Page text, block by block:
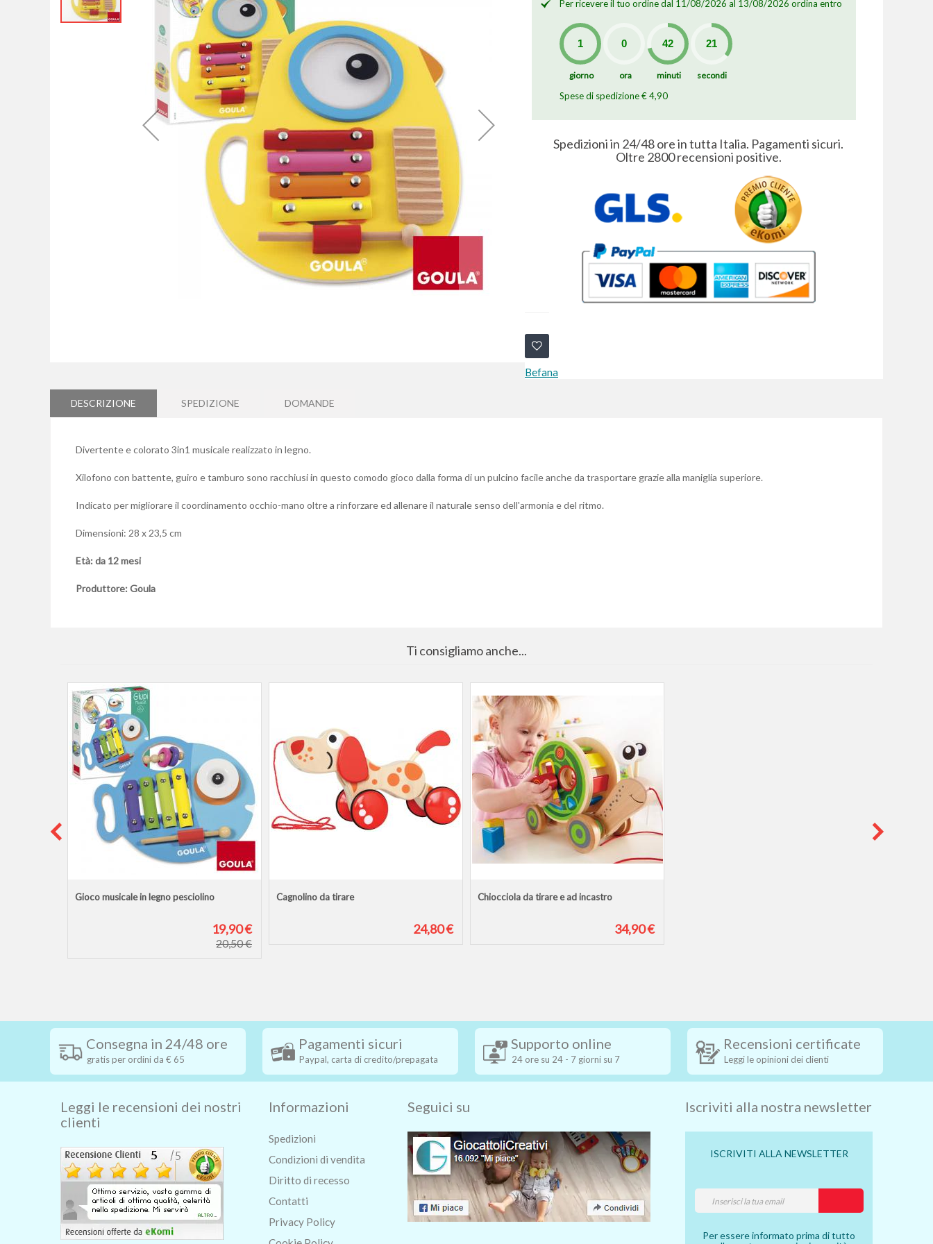
galleria
Per ricevere il tuo ordine dal 11/08/2026 al 13/08/2026 ordina entro
giorno ora minuti secondi
Spese di spedizione € 4,90
Spedizioni in 24/48 ore in tutta Italia. Pagamenti sicuri.
Oltre 2800 recensioni positive.
Befana
DESCRIZIONE
Divertente e colorato 3in1 musicale realizzato in legno.
Xilofono con battente, guiro e tamburo sono racchiusi in questo comodo gioco dalla forma di un pulcino facile anche da trasportare grazie alla maniglia superiore.
Indicato per migliorare il coordinamento occhio-mano oltre a rinforzare ed allenare il naturale senso dell'armonia e del ritmo.
Dimensioni: 28 x 23,5 cm
Età: da 12 mesi
Produttore: Goula
SPEDIZIONE DOMANDE
Ti consigliamo anche...
Gioco musicale in legno pesciolino
19,90 €
20,50 €
Cagnolino da tirare
24,80 €
Chiocciola da tirare e ad incastro
34,90 €
Consegna in 24/48 ore
gratis per ordini da € 65
Pagamenti sicuri
Paypal, carta di credito/prepagata
Supporto online
24 ore su 24 - 7 giorni su 7
Recensioni certificate
Leggi le opinioni dei clienti
Leggi le recensioni dei nostri
clienti
Informazioni
Spedizioni
Condizioni di vendita
Diritto di recesso
Contatti
Privacy Policy
Seguici su Iscriviti alla nostra newsletter
ISCRIVITI ALLA NEWSLETTER
Per essere informato prima di tutto